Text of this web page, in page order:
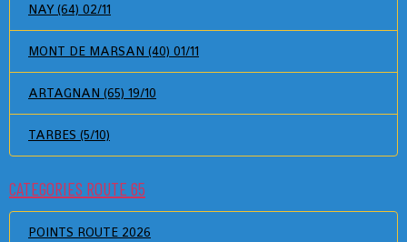
NAY (64) 02/11
MONT DE MARSAN (40) 01/11
ARTAGNAN (65) 19/10
TARBES (5/10)
CATEGORIES ROUTE 65
POINTS ROUTE 2026